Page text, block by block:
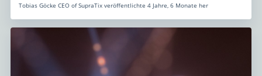
Tobias Göcke CEO of SupraTix veröffentlichte 4 Jahre, 6 Monate her